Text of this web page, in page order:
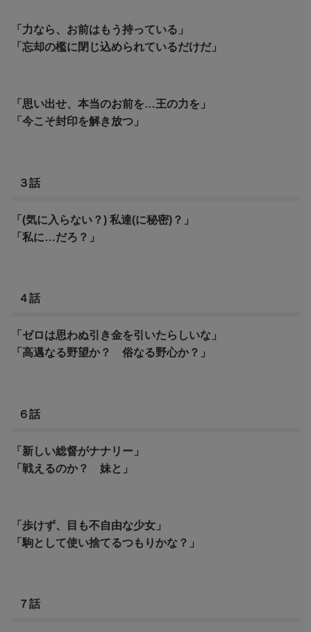
「力なら、お前はもう持っている」
「忘却の檻に閉じ込められているだけだ」
「思い出せ、本当のお前を…王の力を」
「今こそ封印を解き放つ」
３話
「(気に入らない？) 私達(に秘密)？」
「私に…だろ？」
４話
「ゼロは思わぬ引き金を引いたらしいな」
「高邁なる野望か？ 俗なる野心か？」
６話
「新しい総督がナナリー」
「戦えるのか？ 妹と」
「歩けず、目も不自由な少女」
「駒として使い捨てるつもりかな？」
７話